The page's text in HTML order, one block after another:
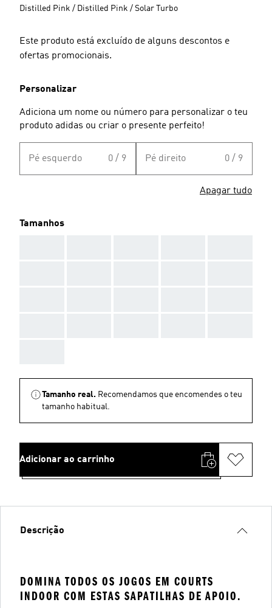
Distilled Pink / Distilled Pink / Solar Turbo
Este produto está excluído de alguns descontos e
ofertas promocionais.
Personalizar
Adiciona um nome ou número para personalizar o teu
produto adidas ou criar o presente perfeito!
Pé esquerdo 0 / 9 Pé direito 0 / 9
Apagar tudo
Tamanhos
Tamanho real. Recomendamos que encomendes o teu
tamanho habitual.
Adicionar ao carrinho
Descrição
DOMINA TODOS OS JOGOS EM COURTS
INDOOR COM ESTAS SAPATILHAS DE APOIO.